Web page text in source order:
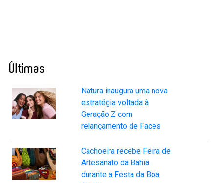
Últimas
Natura inaugura uma nova
estratégia voltada à
Geração Z com
relançamento de Faces
Cachoeira recebe Feira de
Artesanato da Bahia
durante a Festa da Boa